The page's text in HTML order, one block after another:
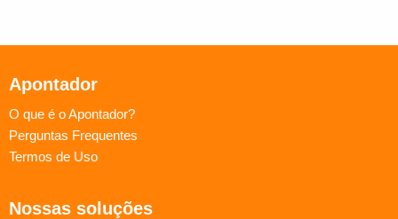
Apontador
O que é o Apontador?
Perguntas Frequentes
Termos de Uso
Nossas soluções